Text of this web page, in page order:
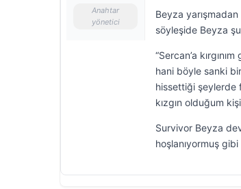
Anahtar
yönetici
Beyza yarışmadan
söyleşide Beyza
“Sercan’a
hani böyle sanki
hissettiği şeylerde
kızgın olduğum
Survivor Beyza
hoşlanıyormuş